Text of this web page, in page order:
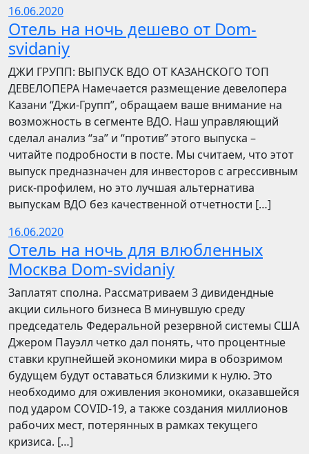
16.06.2020
Отель на ночь дешево от Dom-
svidaniy
​​ДЖИ ГРУПП: ВЫПУСК ВДО ОТ КАЗАНСКОГО ТОП
ДЕВЕЛОПЕРА Намечается размещение девелопера
Казани “Джи-Групп”, обращаем ваше внимание на
возможность в сегменте ВДО. Наш управляющий
сделал анализ “за” и “против” этого выпуска –
читайте подробности в посте. Мы считаем, что этот
выпуск предназначен для инвесторов с агрессивным
риск-профилем, но это лучшая альтернатива
выпускам ВДО без качественной отчетности […]
16.06.2020
Отель на ночь для влюбленных
Москва Dom-svidaniy
Заплатят сполна. Рассматриваем 3 дивидендные
акции сильного бизнеса В минувшую среду
председатель Федеральной резервной системы США
Джером Пауэлл четко дал понять, что процентные
ставки крупнейшей экономики мира в обозримом
будущем будут оставаться близкими к нулю. Это
необходимо для оживления экономики, оказавшейся
под ударом COVID-19, а также создания миллионов
рабочих мест, потерянных в рамках текущего
кризиса. […]